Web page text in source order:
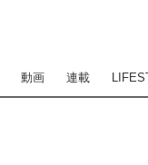
動画 連載